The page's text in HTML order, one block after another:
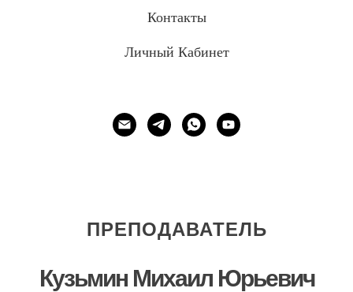
Контакты
Личный Кабинет
ПРЕПОДАВАТЕЛЬ
Кузьмин Михаил Юрьевич